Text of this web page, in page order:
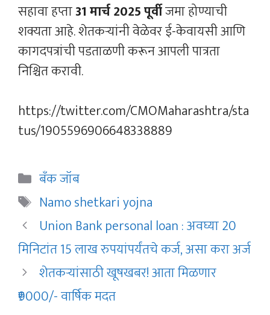
सहावा हप्ता31 मार्च 2025 पूर्वीजमा होण्याची
शक्यता आहे. शेतकऱ्यांनी वेळेवर ई-केवायसी आणि
कागदपत्रांची पडताळणी करून आपली पात्रता
निश्चित करावी.
https://twitter.com/CMOMaharashtra/sta
tus/1905596906648338889
Categories
बँक जॉब
Tags
Namo shetkari yojna
Union Bank personal loan : अवघ्या 20
मिनिटांत 15 लाख रुपयांपर्यंतचे कर्ज, असा करा अर्ज
शेतकऱ्यांसाठी खूषखबर! आता मिळणार
₹9000/- वार्षिक मदत